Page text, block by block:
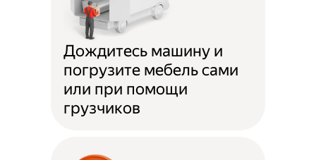
Дождитесь машину и
погрузите мебель сами
или при помощи
грузчиков